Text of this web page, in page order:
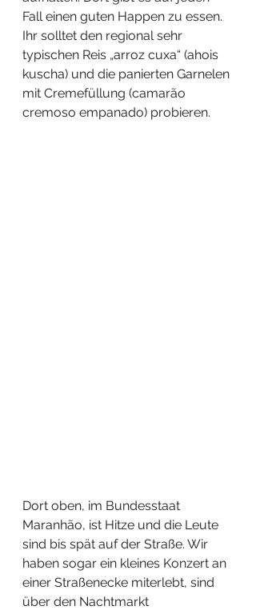
Fall einen guten Happen zu essen.
Ihr solltet den regional sehr
typischen Reis „arroz cuxa“ (ahois
kuscha) und die panierten Garnelen
mit Cremefüllung (camarão
cremoso empanado) probieren.
Dort oben, im Bundesstaat
Maranhão, ist Hitze und die Leute
sind bis spät auf der Straße. Wir
haben sogar ein kleines Konzert an
einer Straßenecke miterlebt, sind
über den Nachtmarkt